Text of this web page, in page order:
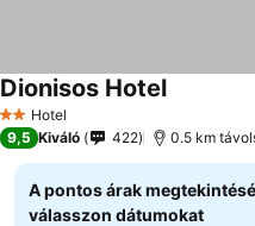
2 Kategória
Hotel
Dionisos Hotel
9,5 Kiváló 422 0.5 km
A pontos árak
válasszon dátumokat